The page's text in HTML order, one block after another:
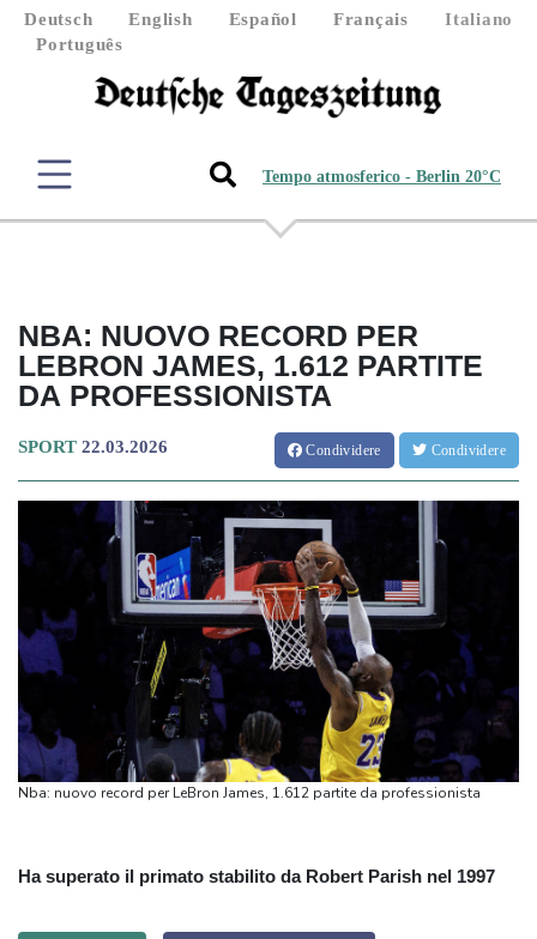
Deutsch English Español Français
Italiano
Português
Tempo atmosferico - Berlin 20°C
NBA: NUOVO RECORD PER
LEBRON JAMES, 1.612 PARTITE
DA PROFESSIONISTA
SPORT 22.03.2026 Condividere Condividere
Nba: nuovo record per LeBron James, 1.612 partite da professionista
Ha superato il primato stabilito da Robert Parish nel 1997